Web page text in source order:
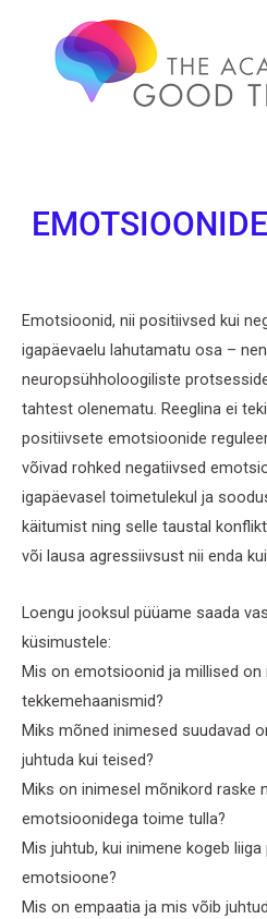
Emotsioonid, nii positiivsed kui
igapäevaelu lahutamatu osa –
neuropsühholoogiliste
tahtest olenematu. Reeglina ei
positiivsete emotsioonide
võivad rohked negatiivsed
igapäevasel toimetulekul ja
käitumist ning selle taustal
või lausa agressiivsust nii enda
Loengu jooksul püüame saada
küsimustele:
Mis on emotsioonid ja millised on
tekkemehaanismid?
Miks mõned inimesed suudavad
juhtuda kui teised?
Miks on inimesel mõnikord raske
emotsioonidega toime tulla?
Mis juhtub, kui inimene kogeb liiga
emotsioone?
Mis on empaatia ja mis võib